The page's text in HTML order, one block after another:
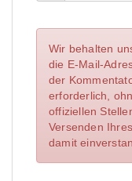
Wir behalten
die E-Mail-
der
erforderlich,
offiziellen
Versenden
damit